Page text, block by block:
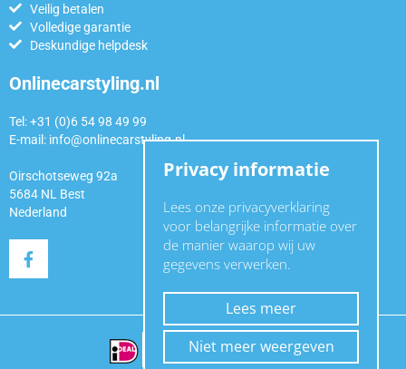
Veilig betalen
Volledige garantie
Deskundige helpdesk
Onlinecarstyling.nl
Tel: +31 (0)6 54 98 49 99
E-mail: info@onlinecarstyling.nl
Oirschotseweg 92a
5684 NL Best
Nederland
Privacy informatie
Lees onze privacyverklaring
voor belangrijke informatie over
de manier waarop wij uw
gegevens verwerken.
Lees meer
Niet meer weergeven